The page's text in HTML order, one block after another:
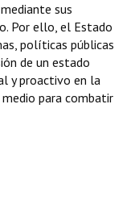
sus
Por ello, el Estado
políticas públicas
de un estado
y proactivo en la
para combatir